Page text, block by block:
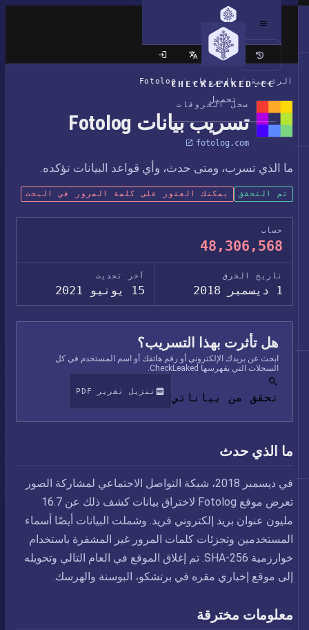
CHECKLEAKED.CC
تحميل
الموقع الكلاسيكي
الرئيسية / الخروقات /
Fotolog
سجل الخروقات
تسريب بيانات Fotolog
fotolog.com
ما الذي تسرب، ومتى حدث، وأي قواعد البيانات تؤكده.
تم التحقق يمكنك العثور على كلمة المرور في البحث
حساب
48,306,568
تاريخ الخرق آخر تحديث
15 يونيو 2021
هل تأثرت بهذا التسريب؟
ابحث عن بريدك الإلكتروني أو رقم هاتفك أو اسم المستخدم في كل
السجلات التي يفهرسها CheckLeaked.
تحقق من بياناتي تنزيل تقرير PDF
ما الذي حدث
في ديسمبر 2018، شبكة التواصل الاجتماعي لمشاركة الصور
تعرض موقع Fotolog لاختراق بيانات كشف ذلك عن 16.7
مليون عنوان بريد إلكتروني فريد. وشملت البيانات أيضًا أسماء
المستخدمين وتجزئات كلمات المرور غير المشفرة باستخدام
خوارزمية SHA-256. تم إغلاق الموقع في العام التالي وتحويله
إلى موقع إخباري مقره في برتشكو، البوسنة والهرسك.
معلومات مخترقة